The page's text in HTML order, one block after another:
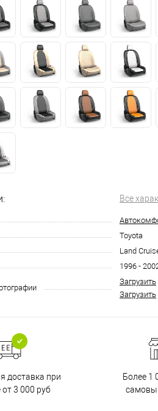
Все
Toyota
Land
1996 -
Загрузить
Загрузить
доставка при
от 3 000 руб
Более 1